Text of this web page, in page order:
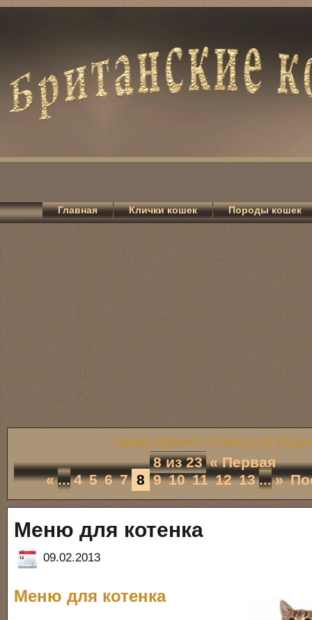
Главная Клички кошек Породы кошек
Архив рубрики «Советы по
8 из 23 « Первая
« ... 4 5 6 7 8 9 10 11 12 13 ... »
Меню для котенка
09.02.2013
Меню для котенка